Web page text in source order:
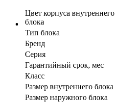
Цвет корпуса внутреннего
блока
Тип блока
Бренд
Серия
Гарантийный срок, мес
Класс
Размер внутреннего блока
Размер наружного блока